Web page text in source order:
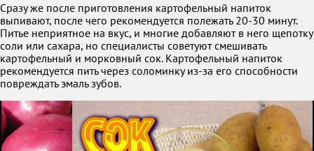
Сразу же после приготовления картофельный напиток
выпивают, после чего рекомендуется полежать 20-30 минут.
Питье неприятное на вкус, и многие добавляют в него щепотку
соли или сахара, но специалисты советуют смешивать
картофельный и морковный сок. Картофельный напиток
рекомендуется пить через соломинку из-за его способности
повреждать эмаль зубов.